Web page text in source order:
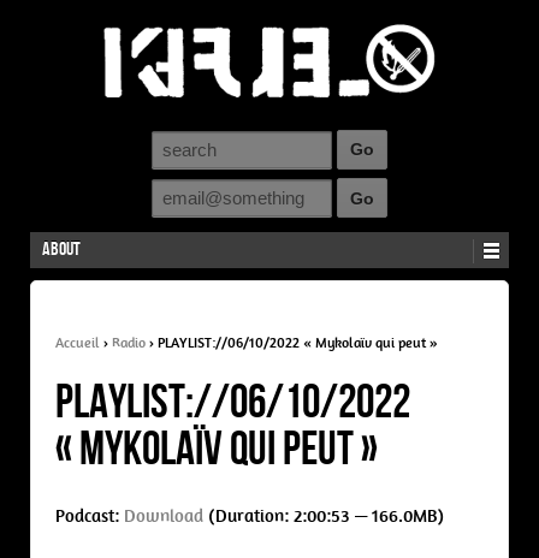
About
Accueil › Radio › PLAYLIST://06/10/2022 « Mykolaïv qui peut »
PLAYLIST://06/10/2022
« Mykolaïv qui peut »
Podcast: Download (Duration: 2:00:53 — 166.0MB)